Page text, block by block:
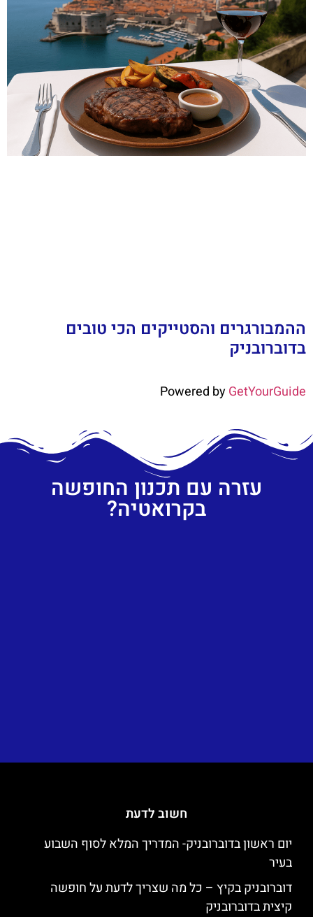
ההמבורגרים והסטייקים הכי טובים
בדוברובניק
Powered byGetYourGuide
עזרה עם תכנון החופשה
בקרואטיה?
חשוב לדעת
יום ראשון בדוברובניק- המדריך המלא לסוף השבוע
בעיר
דוברובניק בקיץ – כל מה שצריך לדעת על חופשה
קיצית בדוברובניק